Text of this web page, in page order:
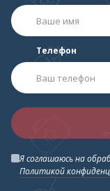
Телефон
Я соглашаюсь на
Политикой